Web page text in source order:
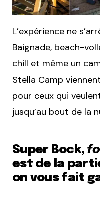
L’expérience ne
Baignade, beach-
chill et même un
Stella Camp
pour ceux qui
jusqu’au bout de la
Super Bock,
est de la
on vous fait